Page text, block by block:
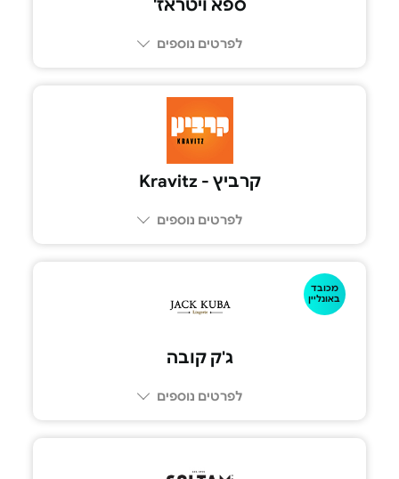
ספא ויטראז'
לפרטים נוספים
קרביץ - Kravitz
לפרטים נוספים
מכובד
באונליין
ג'ק קובה
לפרטים נוספים